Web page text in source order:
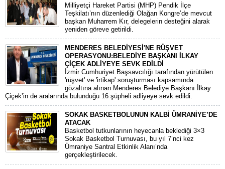
​Milliyetçi Hareket Partisi (MHP) Pendik İlçe
Teşkilatı’nın düzenlediği Olağan Kongre’de mevcut
başkan Muharrem Kır, delegelerin desteğini alarak
yeniden göreve getirildi.
MENDERES BELEDİYESİ'NE RÜŞVET
OPERASYONU:BELEDİYE BAŞKANI İLKAY
ÇİÇEK ADLİYEYE SEVK EDİLDİ
​İzmir Cumhuriyet Başsavcılığı tarafından yürütülen
'rüşvet' ve 'irtikap' soruşturması kapsamında
gözaltına alınan Menderes Belediye Başkanı İlkay
Çiçek’in de aralarında bulunduğu 16 şüpheli adliyeye sevk edildi.
SOKAK BASKETBOLUNUN KALBİ ÜMRANİYE’DE
ATACAK
Basketbol tutkunlarının heyecanla beklediği 3×3
Sokak Basketbol Turnuvası, bu yıl 7’nci kez
Ümraniye Santral Etkinlik Alanı’nda
gerçekleştirilecek.